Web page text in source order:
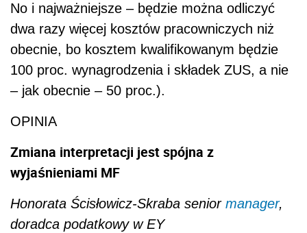
No i najważniejsze – będzie można odliczyć
dwa razy więcej kosztów pracowniczych niż
obecnie, bo kosztem kwalifikowanym będzie
100 proc. wynagrodzenia i składek ZUS, a nie
– jak obecnie – 50 proc.).
OPINIA
Zmiana interpretacji jest spójna z
wyjaśnieniami MF
Honorata Ścisłowicz-Skraba senior manager,
doradca podatkowy w EY